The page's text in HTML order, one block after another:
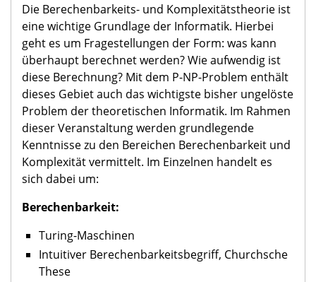
Die Berechenbarkeits- und Komplexitätstheorie ist
eine wichtige Grundlage der Informatik. Hierbei
geht es um Fragestellungen der Form: was kann
überhaupt berechnet werden? Wie aufwendig ist
diese Berechnung? Mit dem P-NP-Problem enthält
dieses Gebiet auch das wichtigste bisher ungelöste
Problem der theoretischen Informatik. Im Rahmen
dieser Veranstaltung werden grundlegende
Kenntnisse zu den Bereichen Berechenbarkeit und
Komplexität vermittelt. Im Einzelnen handelt es
sich dabei um:
Berechenbarkeit:
Turing-Maschinen
Intuitiver Berechenbarkeitsbegriff, Churchsche
These